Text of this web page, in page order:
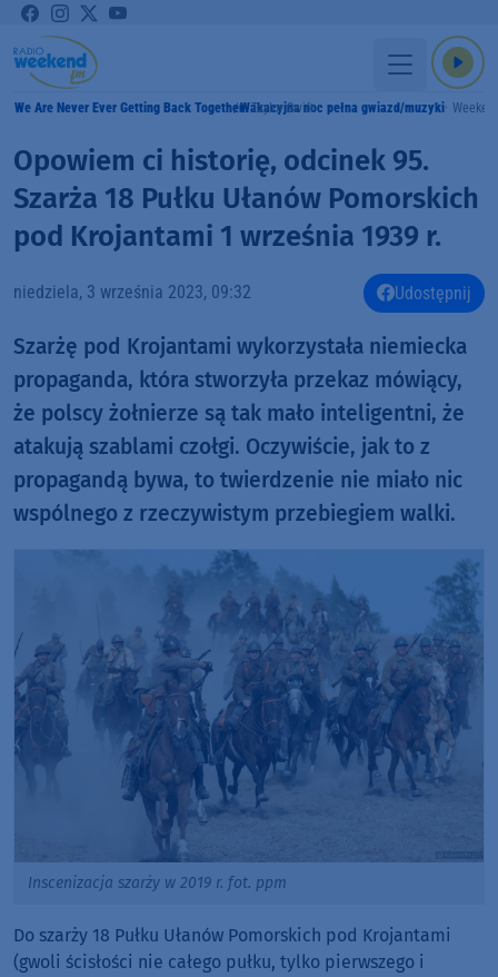
We Are Never Ever Getting Back Together Taylor Swift
Wakacyjna noc pełna gwiazd/muzyki
Opowiem ci historię, odcinek 95.
Szarża 18 Pułku Ułanów Pomorskich
pod Krojantami 1 września 1939 r.
niedziela, 3 września 2023, 09:32 Udostępnij
Szarżę pod Krojantami wykorzystała niemiecka
propaganda, która stworzyła przekaz mówiący,
że polscy żołnierze są tak mało inteligentni, że
atakują szablami czołgi. Oczywiście, jak to z
propagandą bywa, to twierdzenie nie miało nic
wspólnego z rzeczywistym przebiegiem walki.
Inscenizacja szarży w 2019 r. fot. ppm
Do szarży 18 Pułku Ułanów Pomorskich pod Krojantami
(gwoli ścisłości nie całego pułku, tylko pierwszego i